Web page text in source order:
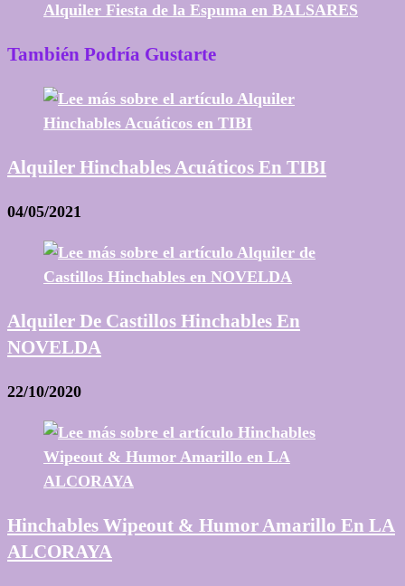
Alquiler Fiesta de la Espuma en BALSARES
También Podría Gustarte
Alquiler Hinchables Acuáticos En TIBI
04/05/2021
Alquiler De Castillos Hinchables En
NOVELDA
22/10/2020
Hinchables Wipeout & Humor Amarillo En LA
ALCORAYA